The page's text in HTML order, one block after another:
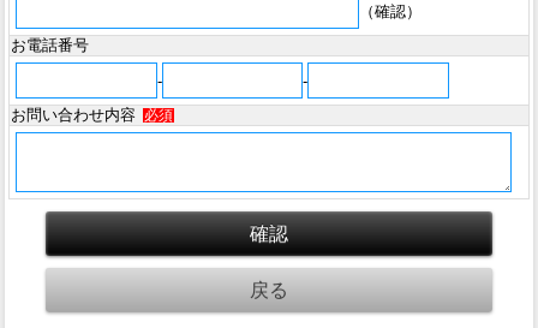
（確認）
お電話番号
-
-
お問い合わせ内容
必須